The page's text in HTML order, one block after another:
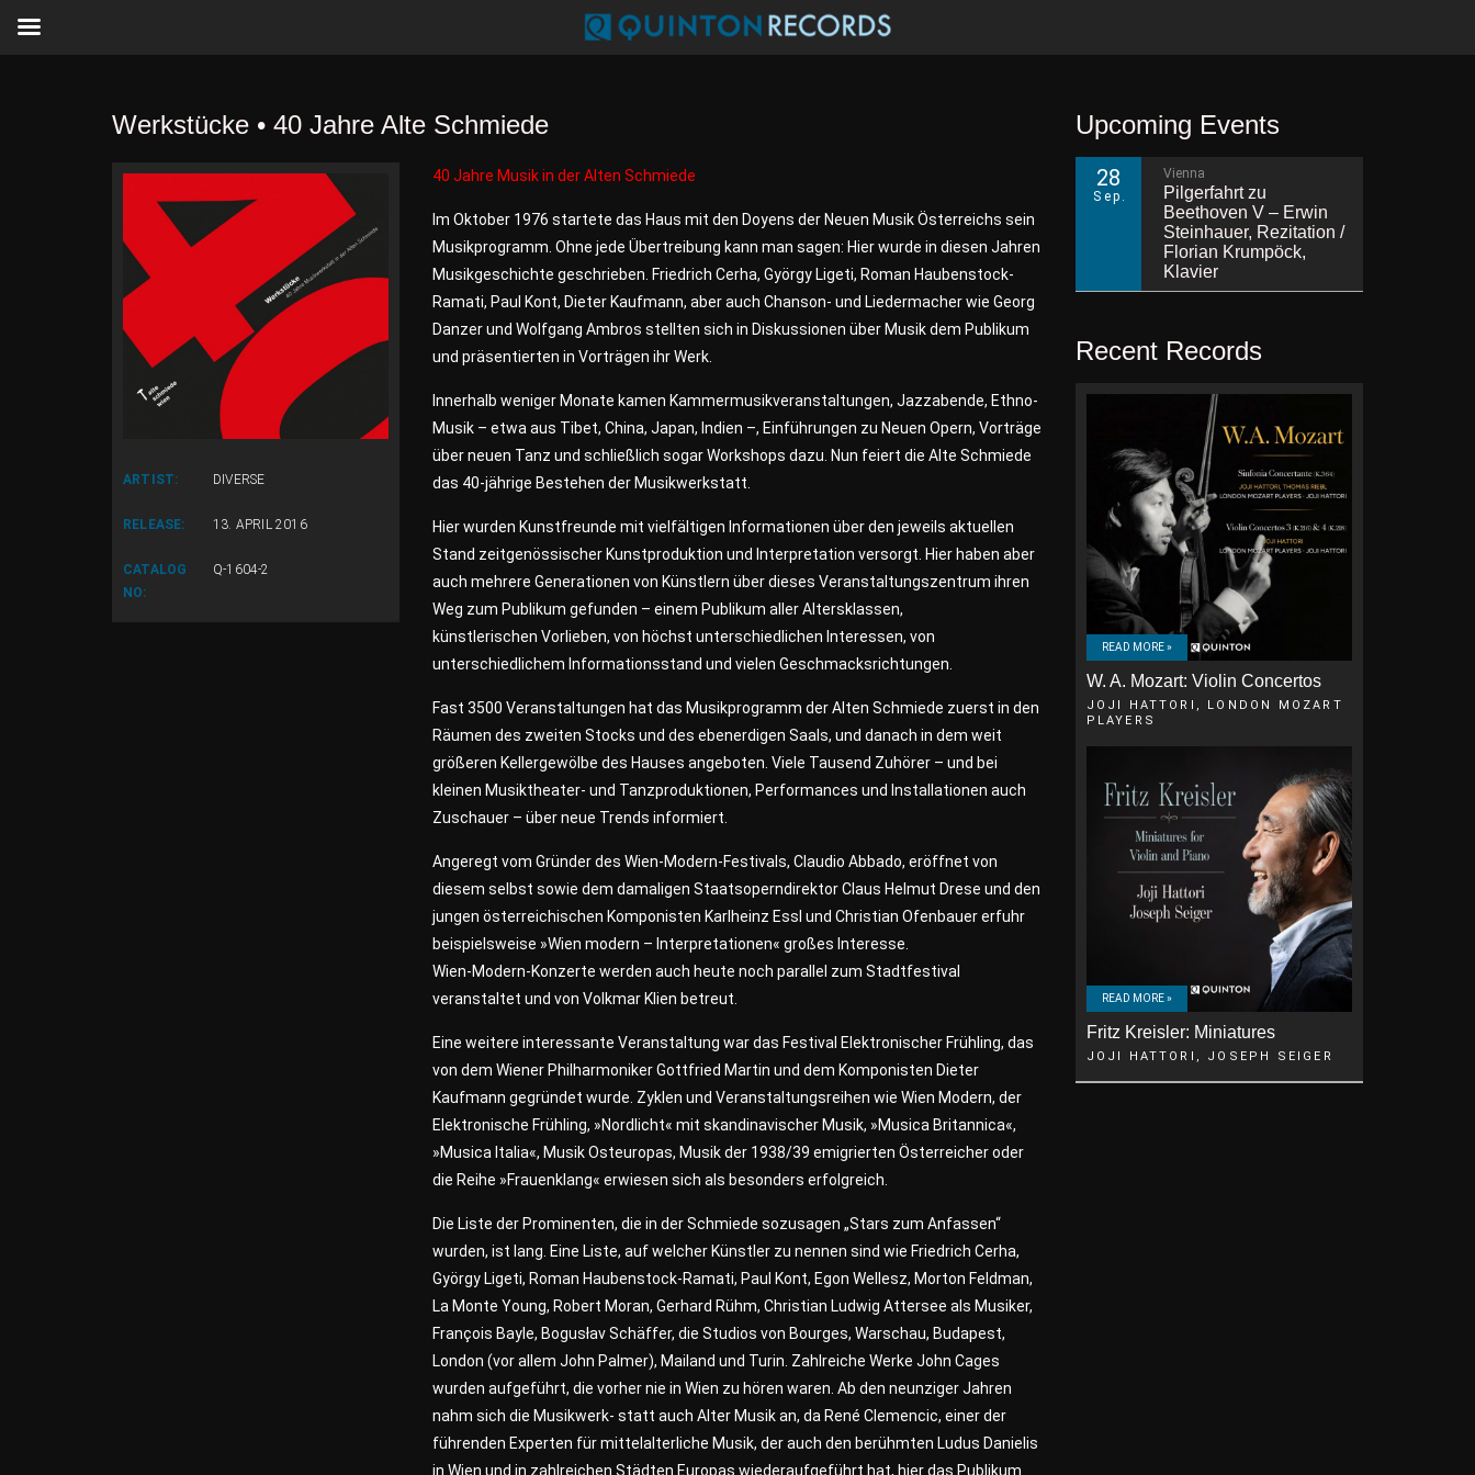
Werkstücke • 40 Jahre Alte Schmiede
ARTIST: DIVERSE
RELEASE: 13. APRIL 2016
CATALOG
NO:
Q-1604-2
40 Jahre Musik in der Alten Schmiede
Im Oktober 1976 startete das Haus mit den Doyens der Neuen Musik Österreichs sein
Musikprogramm. Ohne jede Übertreibung kann man sagen: Hier wurde in diesen Jahren
Musikgeschichte geschrieben. Friedrich Cerha, György Ligeti, Roman Haubenstock-
Ramati, Paul Kont, Dieter Kaufmann, aber auch Chanson- und Liedermacher wie Georg
Danzer und Wolfgang Ambros stellten sich in Diskussionen über Musik dem Publikum
und präsentierten in Vorträgen ihr Werk.
Innerhalb weniger Monate kamen Kammermusikveranstaltungen, Jazzabende, Ethno-
Musik – etwa aus Tibet, China, Japan, Indien –, Einführungen zu Neuen Opern, Vorträge
über neuen Tanz und schließlich sogar Workshops dazu. Nun feiert die Alte Schmiede
das 40-jährige Bestehen der Musikwerkstatt.
Hier wurden Kunstfreunde mit vielfältigen Informationen über den jeweils aktuellen
Stand zeitgenössischer Kunstproduktion und Interpretation versorgt. Hier haben aber
auch mehrere Generationen von Künstlern über dieses Veranstaltungszentrum ihren
Weg zum Publikum gefunden – einem Publikum aller Altersklassen,
künstlerischen Vorlieben, von höchst unterschiedlichen Interessen, von
unterschiedlichem Informationsstand und vielen Geschmacksrichtungen.
Fast 3500 Veranstaltungen hat das Musikprogramm der Alten Schmiede zuerst in den
Räumen des zweiten Stocks und des ebenerdigen Saals, und danach in dem weit
größeren Kellergewölbe des Hauses angeboten. Viele Tausend Zuhörer – und bei
kleinen Musiktheater- und Tanzproduktionen, Performances und Installationen auch
Zuschauer – über neue Trends informiert.
Angeregt vom Gründer des Wien-Modern-Festivals, Claudio Abbado, eröffnet von
diesem selbst sowie dem damaligen Staatsoperndirektor Claus Helmut Drese und den
jungen österreichischen Komponisten Karlheinz Essl und Christian Ofenbauer erfuhr
beispielsweise »Wien modern – Interpretationen« großes Interesse.
Wien-Modern-Konzerte werden auch heute noch parallel zum Stadtfestival
veranstaltet und von Volkmar Klien betreut.
Eine weitere interessante Veranstaltung war das Festival Elektronischer Frühling, das
von dem Wiener Philharmoniker Gottfried Martin und dem Komponisten Dieter
Kaufmann gegründet wurde. Zyklen und Veranstaltungsreihen wie Wien Modern, der
Elektronische Frühling, »Nordlicht« mit skandinavischer Musik, »Musica Britannica«,
»Musica Italia«, Musik Osteuropas, Musik der 1938/39 emigrierten Österreicher oder
die Reihe »Frauenklang« erwiesen sich als besonders erfolgreich.
Die Liste der Prominenten, die in der Schmiede sozusagen „Stars zum Anfassen“
wurden, ist lang. Eine Liste, auf welcher Künstler zu nennen sind wie Friedrich Cerha,
György Ligeti, Roman Haubenstock-Ramati, Paul Kont, Egon Wellesz, Morton Feldman,
La Monte Young, Robert Moran, Gerhard Rühm, Christian Ludwig Attersee als Musiker,
François Bayle, Bogusłav Schäffer, die Studios von Bourges, Warschau, Budapest,
London (vor allem John Palmer), Mailand und Turin. Zahlreiche Werke John Cages
wurden aufgeführt, die vorher nie in Wien zu hören waren. Ab den neunziger Jahren
nahm sich die Musikwerk- statt auch Alter Musik an, da René Clemencic, einer der
führenden Experten für mittelalterliche Musik, der auch den berühmten Ludus Danielis
in Wien und in zahlreichen Städten Europas wiederaufgeführt hat, hier das Publikum
Upcoming Events
28
Sep.
Vienna
Pilgerfahrt zu
Beethoven V – Erwin
Steinhauer, Rezitation /
Florian Krumpöck,
Klavier
Recent Records
READ MORE »
W. A. Mozart: Violin Concertos
JOJI HATTORI, LONDON MOZART
PLAYERS
READ MORE »
Fritz Kreisler: Miniatures
JOJI HATTORI, JOSEPH SEIGER